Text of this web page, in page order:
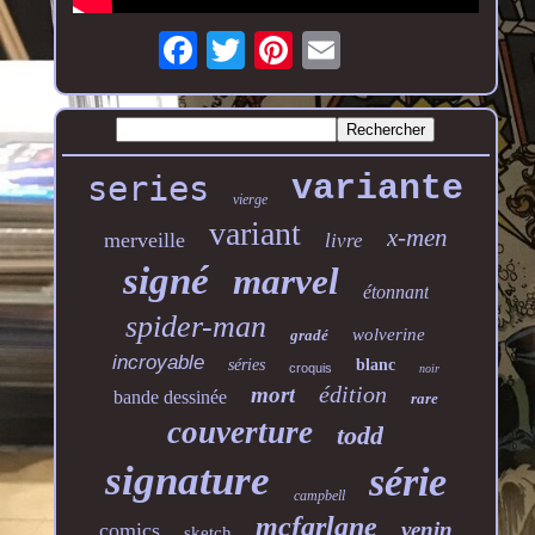
series vierge variante
merveille variant livre x-men
signé marvel étonnant
spider-man gradé wolverine
incroyable séries croquis blanc noir
bande dessinée mort édition rare
couverture todd
signature campbell série
mcfarlane venin